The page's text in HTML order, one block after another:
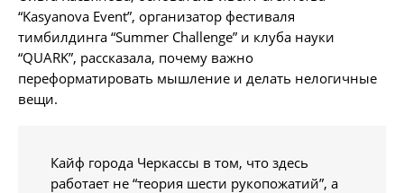
“Kasyanova Event”, организатор фестиваля
тимбилдинга “Summer Challenge” и клуба науки
“QUARK”, рассказала, почему важно
переформатировать мышление и делать нелогичные
вещи.
Кайф города Черкассы в том, что здесь
работает не “теория шести рукопожатий”, а